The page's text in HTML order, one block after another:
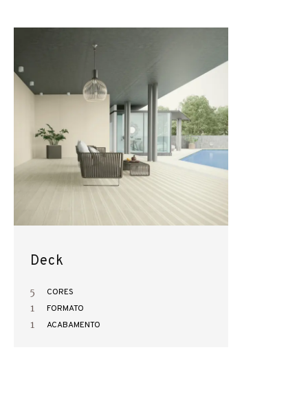
Deck
5 CORES
1 FORMATO
1 ACABAMENTO